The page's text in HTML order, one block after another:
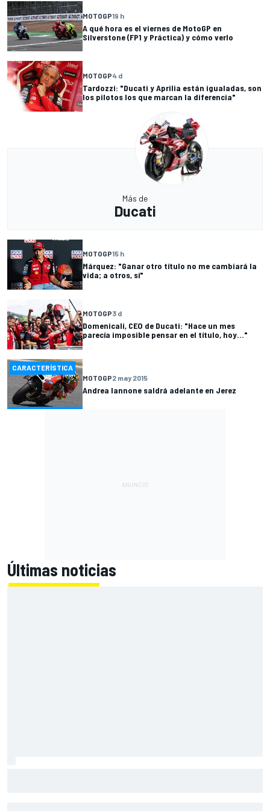
MOTOGP19 h
A qué hora es el viernes de MotoGP en
Silverstone (FP1 y Práctica) y cómo verlo
MOTOGP4 d
Tardozzi: "Ducati y Aprilia están igualadas, son
los pilotos los que marcan la diferencia"
Más de
Ducati
MOTOGP15 h
Márquez: "Ganar otro título no me cambiará la
vida; a otros, sí"
MOTOGP3 d
Domenicali, CEO de Ducati: "Hace un mes
parecía imposible pensar en el título, hoy..."
CARACTERÍSTICA
MOTOGP2 may 2015
Andrea Iannone saldrá adelante en Jerez
Últimas noticias